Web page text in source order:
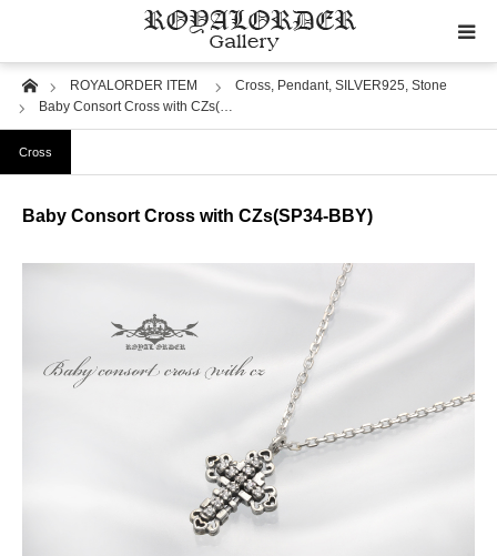
HomeROYALORDER ITEM Cross, Pendant, SILVER925, Stone
Baby Consort Cross with CZs(…
Cross
Baby Consort Cross with CZs(SP34-BBY)
Category
Motif
Wedding